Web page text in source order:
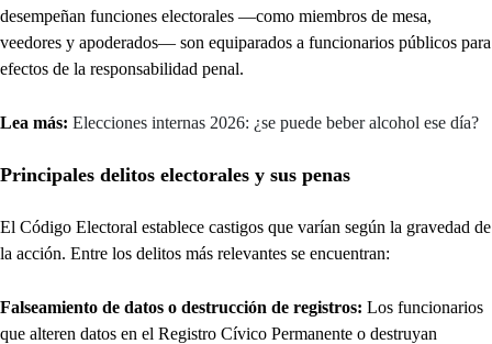
desempeñan funciones electorales —como miembros de mesa,
veedores y apoderados— son equiparados a funcionarios públicos para
efectos de la responsabilidad penal.
Lea más: Elecciones internas 2026: ¿se puede beber alcohol ese día?
Principales delitos electorales y sus penas
El Código Electoral establece castigos que varían según la gravedad de
la acción. Entre los delitos más relevantes se encuentran:
Falseamiento de datos o destrucción de registros: Los funcionarios
que alteren datos en el Registro Cívico Permanente o destruyan